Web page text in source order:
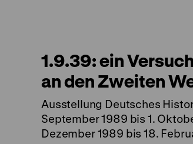
1.9.39: ein
an den Zweiten
Ausstellung Deutsches
September 1989 bis 1.
Dezember 1989 bis 18.